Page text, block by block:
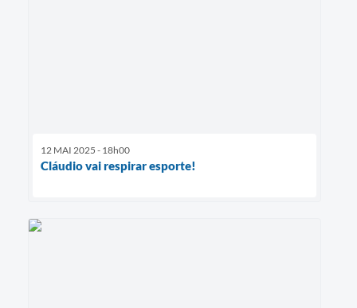
12 MAI 2025 - 18h00
Cláudio vai respirar esporte!